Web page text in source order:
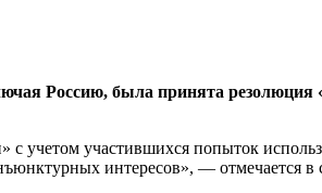
Россию, была принята резолюция
учетом участившихся попыток
интересов», — отмечается